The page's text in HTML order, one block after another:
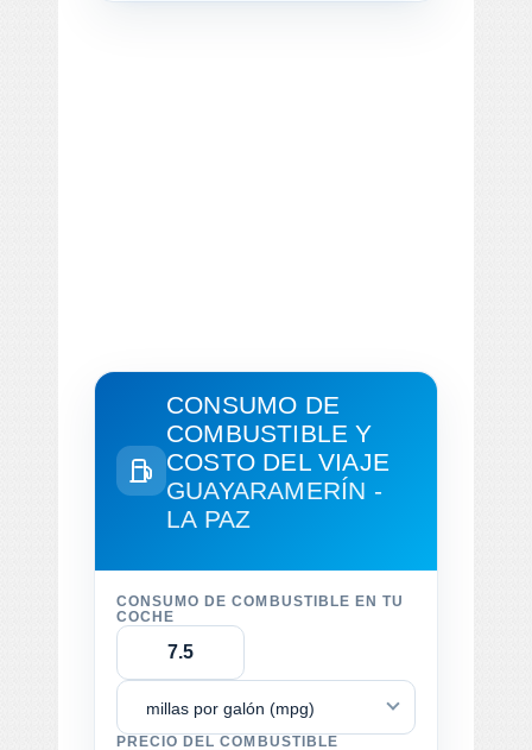
CONSUMO DE
COMBUSTIBLE Y
COSTO DEL VIAJE
GUAYARAMERÍN -
LA PAZ
CONSUMO DE COMBUSTIBLE EN TU
COCHE
millas por galón (mpg)
PRECIO DEL COMBUSTIBLE